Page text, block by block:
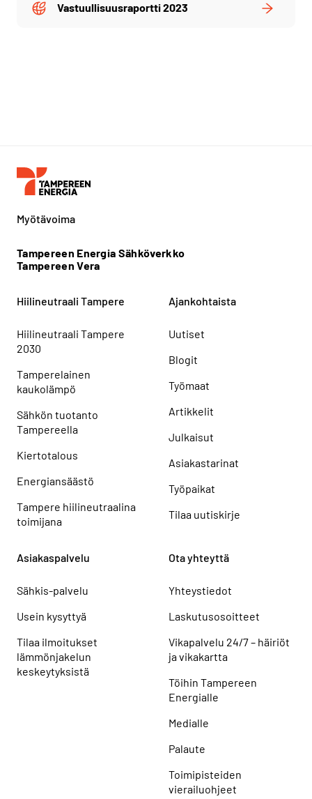
Vastuullisuusraportti 2023
Myötävoima
Tampereen Energia Sähköverkko
Tampereen Vera
Hiilineutraali Tampere
Hiilineutraali Tampere
2030
Tamperelainen
kaukolämpö
Sähkön tuotanto
Tampereella
Kiertotalous
Energiansäästö
Tampere hiilineutraalina
toimijana
Ajankohtaista
Uutiset
Blogit
Työmaat
Artikkelit
Julkaisut
Asiakastarinat
Työpaikat
Tilaa uutiskirje
Asiakaspalvelu
Sähkis-palvelu
Usein kysyttyä
Tilaa ilmoitukset
lämmönjakelun
keskeytyksistä
Ota yhteyttä
Yhteystiedot
Laskutusosoitteet
Vikapalvelu 24/7 – häiriöt
ja vikakartta
Töihin Tampereen
Energialle
Medialle
Palaute
Toimipisteiden
vierailuohjeet